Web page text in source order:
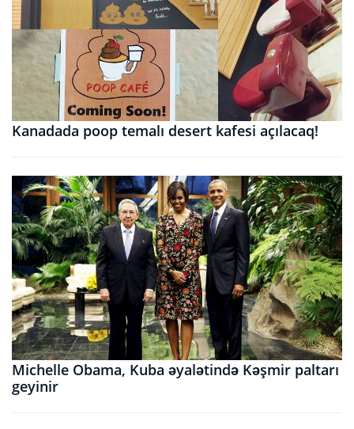
Kanadada poop temalı desert kafesi açılacaq!
Michelle Obama, Kuba əyalətində Kəşmir paltarı
geyinir